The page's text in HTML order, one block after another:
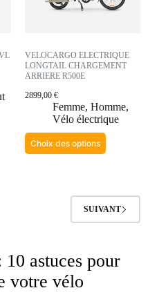
VELOCARGO ELECTRIQUE
LONGTAIL CHARGEMENT
ARRIERE R500E
2899,00 €
Femme, Homme,
Vélo électrique
Choix des options
SUIVANT
astuces pour
votre vélo